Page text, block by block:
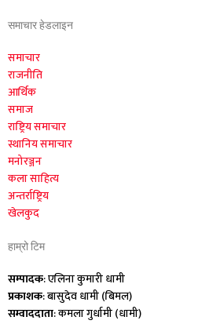
समाचार हेडलाइन
समाचार
राजनीति
आर्थिक
समाज
राष्ट्रिय समाचार
स्थानिय समाचार
मनोरञ्जन
कला साहित्य
अन्तर्राष्ट्रिय
खेलकुद
हाम्रो टिम
सम्पादक: एलिना कुमारी धामी
प्रकाशक: बासुदेव धामी (बिमल)
सम्वाददाता: कमला गुर्धामी (धामी)